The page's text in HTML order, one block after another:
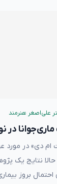
علی‌اصغر هنرمند
در
ام دی» در
حالا نتایج یک
بروز